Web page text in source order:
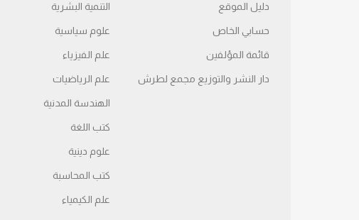
دليل الموقع
حسابي الخاص
قائمة المؤلفين
دار النشر والتوزيع مجمع لطرش
التنمية البشرية
علوم سياسية
علم الفيزياء
علم الرياضيات
الهندسة المدنية
كتب اللغة
علوم دينية
كتب المحاسبة
علم الكيمياء